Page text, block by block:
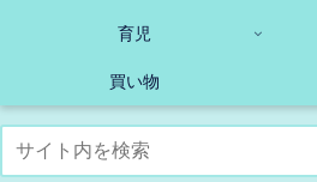
育児
買い物